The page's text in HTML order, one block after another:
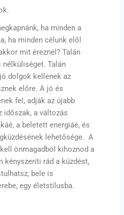
ha minden a
ha minden célunk elől
mit éreznél? Talán
nélküliséget. Talán
dolgok kellenek az
előre. A jó és
fel, adják az újabb
időszak, a változás
a beletett energiáé, és
lehetősége. A
önmagadból kihoznod a
kényszeríti rád a küzdést,
bele is
egy életstílusba.